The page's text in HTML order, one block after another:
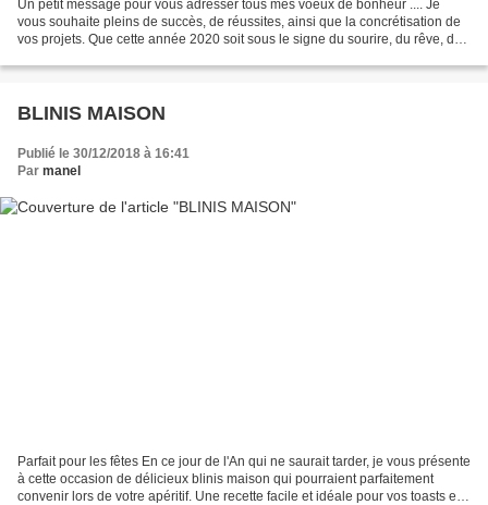
Un petit message pour vous adresser tous mes voeux de bonheur .... Je
vous souhaite pleins de succès, de réussites, ainsi que la concrétisation de
vos projets. Que cette année 2020 soit sous le signe du sourire, du rêve, du
BLINIS MAISON
Publié le 30/12/2018 à 16:41
Par manel
Parfait pour les fêtes En ce jour de l'An qui ne saurait tarder, je vous présente
à cette occasion de délicieux blinis maison qui pourraient parfaitement
convenir lors de votre apéritif. Une recette facile et idéale pour vos toasts en